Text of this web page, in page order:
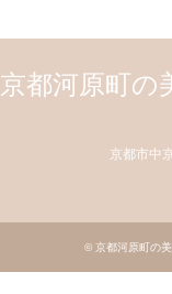
京都河原町の
京都市中
© 京都河原町の